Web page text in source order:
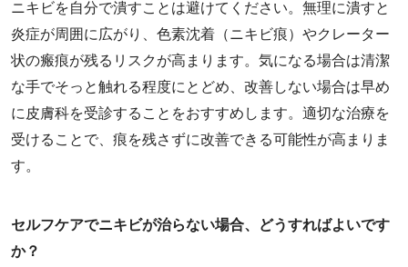
ニキビを自分で潰すことは避けてください。無理に潰すと
炎症が周囲に広がり、色素沈着（ニキビ痕）やクレーター
状の瘢痕が残るリスクが高まります。気になる場合は清潔
な手でそっと触れる程度にとどめ、改善しない場合は早め
に皮膚科を受診することをおすすめします。適切な治療を
受けることで、痕を残さずに改善できる可能性が高まりま
す。
セルフケアでニキビが治らない場合、どうすればよいです
か？